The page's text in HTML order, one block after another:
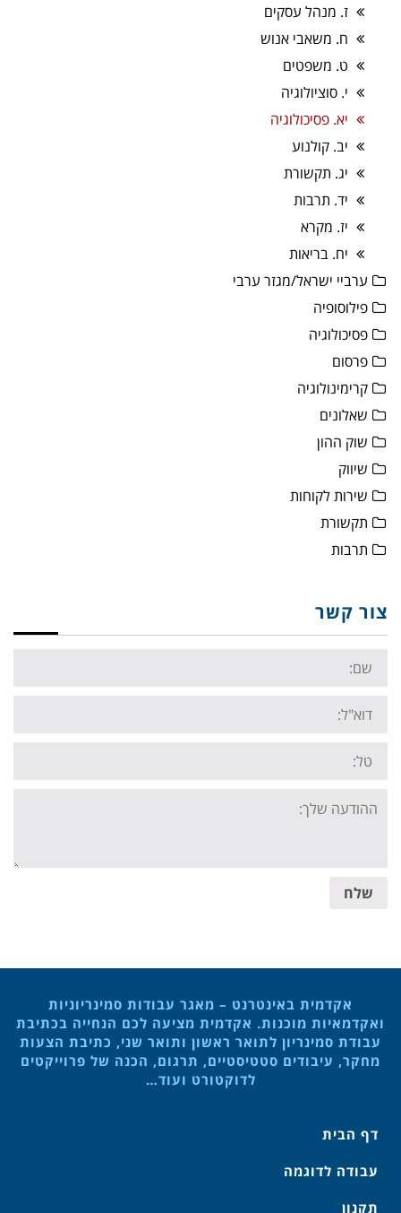
ז. מנהל עסקים
ח. משאבי אנוש
ט. משפטים
י. סוציולוגיה
יא. פסיכולוגיה
יב. קולנוע
יג. תקשורת
יד. תרבות
יז. מקרא
יח. בריאות
ערביי ישראל/מגזר ערבי
פילוסופיה
פסיכולוגיה
פרסום
קרימינולוגיה
שאלונים
שוק ההון
שיווק
שירות לקוחות
תקשורת
תרבות
צור קשר
Name:
Email:
Tel:
Your
message:
שלח
אקדמית באינטרנט – מאגר עבודות סמינריוניות
ואקדמאיות מוכנות. אקדמית מציעה לכם הנחייה בכתיבת
עבודת סמינריון לתואר ראשון ותואר שני, כתיבת הצעות
מחקר, עיבודים סטטיסטיים, תרגום, הכנה של פרוייקטים
לדוקטורט ועוד…
דף הבית
עבודה לדוגמה
תקנון